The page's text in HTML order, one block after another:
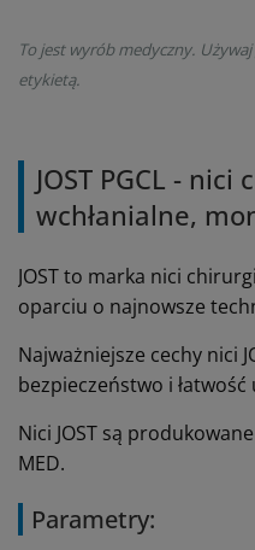
To jest wyrób medyczny.
etykietą.
JOST PGCL -
wchłanialne,
JOST to marka nici
oparciu o najnowsze
Najważniejsze cechy nici
bezpieczeństwo i łatwość
Nici JOST są
MED.
Parametry: